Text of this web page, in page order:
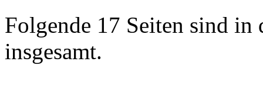
Folgende 17 Seiten sind
insgesamt.